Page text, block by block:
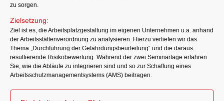
zu sorgen.
Zielsetzung:
Ziel ist es, die Arbeitsplatzgestaltung im eigenen Unternehmen u.a. anhand
der Arbeitsstättenverordnung zu analysieren. Hierzu vertiefen wir das
Thema „Durchführung der Gefährdungsbeurteilung“ und die daraus
resultierende Risikobewertung. Während der zwei Seminartage erfahren
Sie, wie die Abläufe zu integrieren sind und so zur Schaffung eines
Arbeitsschutzmanagementsystems (AMS) beitragen.